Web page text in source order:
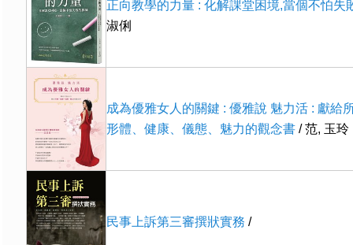
正向教學的力量 : 化解課堂困境,當個不怕失
淑俐
成為優雅女人的關鍵 : 優雅說 魅力活 : 獻給
形體、健康、儀態、魅力的觀念書 / 范, 玉玲
民事上訴第三審撰狀實務 /